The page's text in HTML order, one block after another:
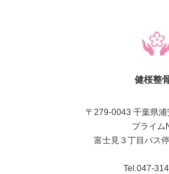
健桜整
〒279-0043 千葉県
プライム
富士見３丁目バス
Tel.047-